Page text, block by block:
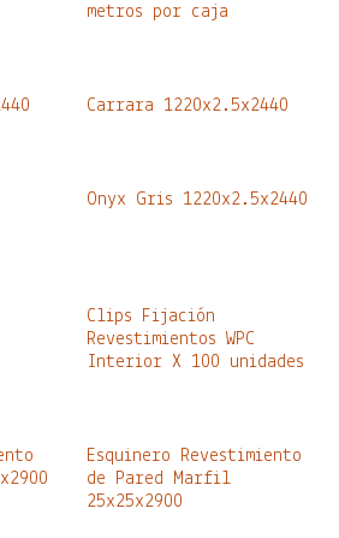
metros por caja
Carrara 1220x2.5x2440
Onyx Gris 1220x2.5x2440
Clips Fijación
Revestimientos WPC
Interior X 100 unidades
Esquinero Revestimiento
de Pared Marfil
25x25x2900